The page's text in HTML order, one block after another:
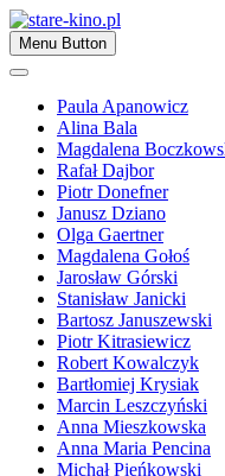
Skip
to
content
stare-kino.pl
Zapraszamy
Menu Button
Paula Apanowicz
Alina Bala
Magdalena
Rafał Dajbor
Piotr Donefner
Janusz Dziano
Olga Gaertner
Magdalena Gołoś
Jarosław Górski
Stanisław Janicki
Bartosz Januszewski
Piotr Kitrasiewicz
Robert Kowalczyk
Bartłomiej Krysiak
Marcin Leszczyński
Anna Mieszkowska
Anna Maria Pencina
Michał Pieńkowski